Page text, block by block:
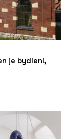
je bydlení,